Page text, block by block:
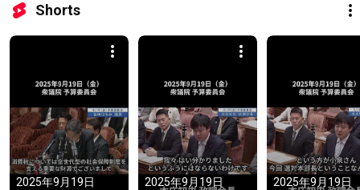
Shorts
2025年9月19日
2025年9月19日
2025年9月19